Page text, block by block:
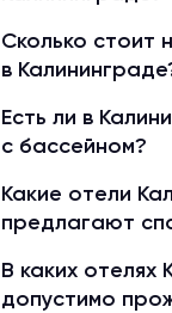
красивом месте,
сервис и
положительный
Сколько стоит
в
Есть ли в
с бассейном?
Какие отели
предлагают
В каких отелях
допустимо